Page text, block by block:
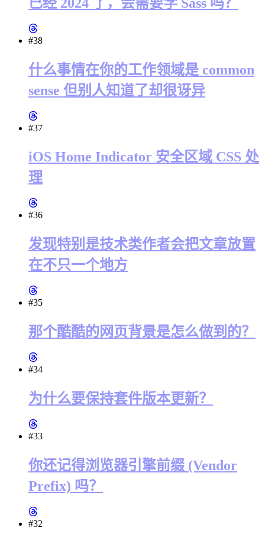
#38
什么事情在你的工作领域是 common
sense 但别人知道了却很讶异
#37
iOS Home Indicator 安全区域 CSS 处
理
#36
发现特别是技术类作者会把文章放置
在不只一个地方
#35
那个酷酷的网页背景是怎么做到的？
#34
为什么要保持套件版本更新？
#33
你还记得浏览器引擎前缀 (Vendor
Prefix) 吗？
#32